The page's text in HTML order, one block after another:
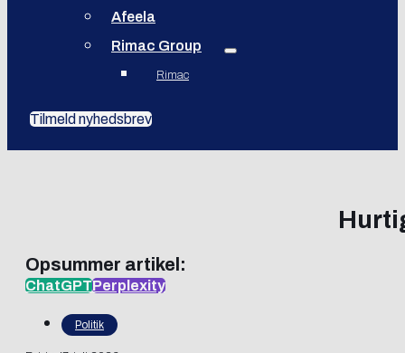
Afeela
Rimac Group
Rimac
Tilmeld nyhedsbrev
Opsummer artikel:
ChatGPTPerplexity
Politik